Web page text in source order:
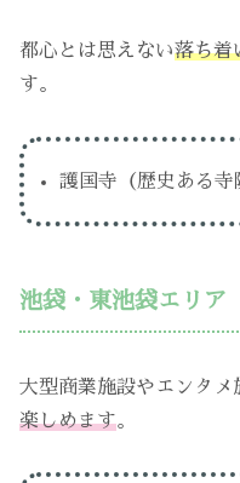
都心とは思えない落ち着
す。
護国寺（歴史ある寺
池袋・東池袋エリア
大型商業施設やエンタメ
楽しめます。